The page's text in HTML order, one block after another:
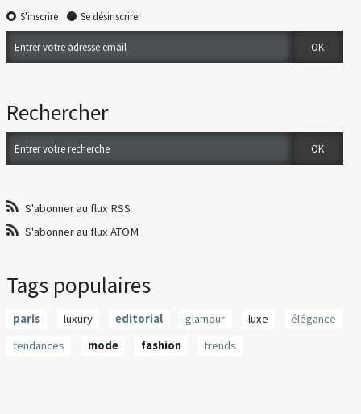
S'inscrire Se désinscrire
Rechercher
S'abonner au flux RSS
S'abonner au flux ATOM
Tags populaires
paris luxury editorial glamour luxe
élégance
tendances
mode fashion trends